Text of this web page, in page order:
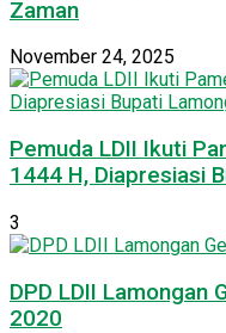
Zaman
November 24, 2025
Pemuda LDII Ikuti
1444 H, Diapresiasi
3
DPD LDII Lamongan
2020